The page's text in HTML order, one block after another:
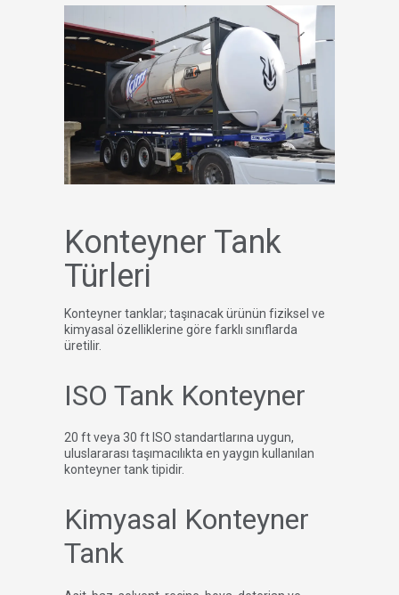
Konteyner Tank
Türleri
Konteyner tanklar; taşınacak ürünün fiziksel ve
kimyasal özelliklerine göre farklı sınıflarda
üretilir.
ISO Tank Konteyner
20 ft veya 30 ft ISO standartlarına uygun,
uluslararası taşımacılıkta en yaygın kullanılan
konteyner tank tipidir.
Kimyasal Konteyner
Tank